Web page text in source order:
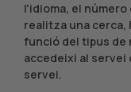
l'idioma, el
realitza una
funció del tipus de
accedeixi al servei
servei.